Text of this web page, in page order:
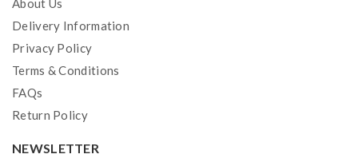
von Sommer bei jedem Zug. Ihre Geschmacksknospen
werden es Ihnen danken.
Technische Daten
Geschmacksprofil
Herstellungsland
Großbritannien
Produkt
About Us
Delivery Information
Privacy Policy
Terms & Conditions
FAQs
Return Policy
NEWSLETTER